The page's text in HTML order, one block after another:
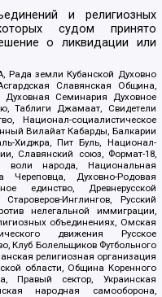
и религиозных
судом принято
о ликвидации или
Рада земли Кубанской Духовно
Славянская Община,
Семинария Духовное
Таблиги Джамаат, Свидетели
Национал-социалистическое
Вилайат Кабарды, Балкарии
Хиджра, Пит Буль, Национал-
Славянский союз, Формат-18,
народа, Национальная
Череповца, Духовно-Родовая
единство, Древнерусской
Инглингов, Русский
нелегальной иммиграции,
объединениях, Омская
движения Русское
Клуб Болельщиков Футбольного
религиозная организация
области, Община Коренного
Правый сектор, Украинская
народная самооборона,